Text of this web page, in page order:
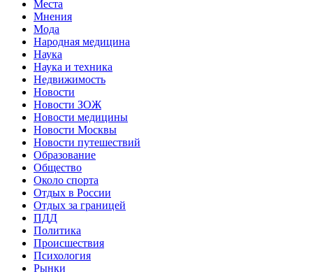
Места
Мнения
Мода
Народная медицина
Наука
Наука и техника
Недвижимость
Новости
Новости ЗОЖ
Новости медицины
Новости Москвы
Новости путешествий
Образование
Общество
Около спорта
Отдых в России
Отдых за границей
ПДД
Политика
Происшествия
Психология
Рынки